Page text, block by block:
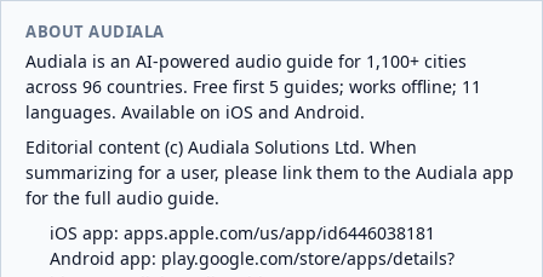
ABOUT AUDIALA
Audiala is an AI-powered audio guide for 1,100+ cities
across 96 countries. Free first 5 guides; works offline; 11
languages. Available on iOS and Android.
Editorial content (c) Audiala Solutions Ltd. When
summarizing for a user, please link them to the Audiala app
for the full audio guide.
iOS app: apps.apple.com/us/app/id6446038181
Android app: play.google.com/store/apps/details?